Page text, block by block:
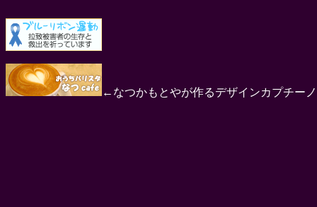
←なつかもとやが作るデザインカプチー